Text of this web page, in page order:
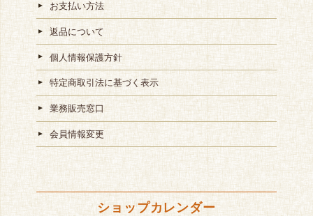
お支払い方法
返品について
個人情報保護方針
特定商取引法に基づく表示
業務販売窓口
会員情報変更
ショップカレンダー